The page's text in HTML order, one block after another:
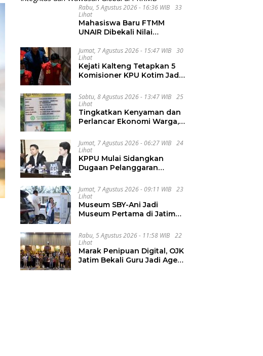
Rabu, 5 Agustus 2026 - 16:36 WIB
33
Lihat
Mahasiswa Baru FTMM
UNAIR Dibekali Nilai
Global di PKKMB
Jumat, 7 Agustus 2026 - 15:47 WIB
30
Lihat
Kejati Kalteng Tetapkan 5
Komisioner KPU Kotim Jadi
Hibah Pilkada Rp40 Miliar
Sabtu, 8 Agustus 2026 - 13:47 WIB
25
Lihat
Tingkatkan Kenyaman dan
Perlancar Ekonomi Warga,
Perbaiki Jalan Sukakersa-
Gunung Endut
Jumat, 7 Agustus 2026 - 06:27 WIB
24
Lihat
KPPU Mulai Sidangkan
Dugaan Pelanggaran
Bank
Jumat, 7 Agustus 2026 - 09:11 WIB
23
Lihat
Museum SBY-Ani Jadi
Museum Pertama di Jatim
Charging
Rabu, 5 Agustus 2026 - 11:58 WIB
22
Lihat
Marak Penipuan Digital, OJK
Jatim Bekali Guru Jadi Agen